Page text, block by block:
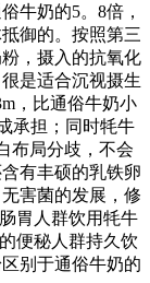
牛奶的5。8倍，
御的。按照第三
，摄入的抗氧化
是适合沉视摄生
，比通俗牛奶小
承担；同时牦牛
布局分歧，不会
有丰硕的乳铁卵
害菌的发展，修
胃人群饮用牦牛
便秘人群持久饮
别于通俗牛奶的